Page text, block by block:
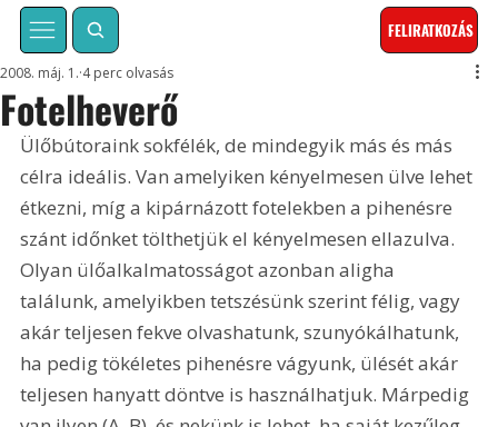
FELIRATKOZÁS
Fotelheverő
2008. máj. 1. 4 perc olvasás
Ülőbútoraink sokfélék, de mindegyik más és más
célra ideális. Van amelyiken kényelmesen ülve lehet
étkezni, míg a kipárnázott fotelekben a pihenésre
szánt időnket tölthetjük el kényelmesen ellazulva.
Olyan ülőalkalmatosságot azonban aligha
találunk, amelyikben tetszésünk szerint félig, vagy
akár teljesen fekve olvashatunk, szunyókálhatunk,
ha pedig tökéletes pihenésre vágyunk, ülését akár
teljesen hanyatt döntve is használhatjuk. Márpedig